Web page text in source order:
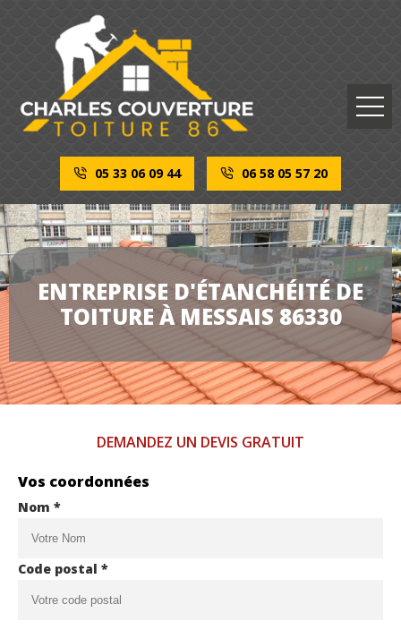
05 33 06 09 44 06 58 05 57 20
ENTREPRISE D'ÉTANCHÉITÉ DE
TOITURE À MESSAIS 86330
DEMANDEZ UN DEVIS GRATUIT
Vos coordonnées
Nom *
Code postal *